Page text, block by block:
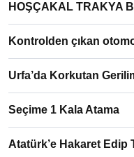
HOŞÇAKAL TRAKYA
Kontrolden çıkan
Urfa’da Korkutan
Seçime 1 Kala Atama
Atatürk’e Hakaret Edip